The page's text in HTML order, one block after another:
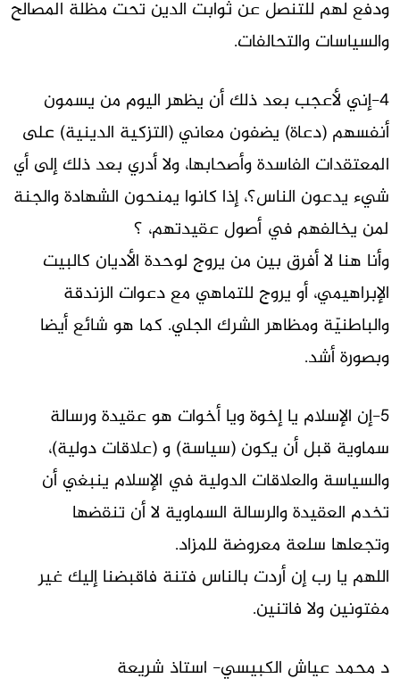
ودفع لهم للتنصل عن ثوابت الدين تحت مظلة المصالح
والسياسات والتحالفات.
4-إني لأعجب بعد ذلك أن يظهر اليوم من يسمون
أنفسهم (دعاة) يضفون معاني (التزكية الدينية) على
المعتقدات الفاسدة وأصحابها، ولا أدري بعد ذلك إلى أي
شيء يدعون الناس؟، إذا كانوا يمنحون الشهادة والجنة
لمن يخالفهم في أصول عقيدتهم، ؟
وأنا هنا لا أفرق بين من يروج لوحدة الأديان كالبيت
الإبراهيمي، أو يروج للتماهي مع دعوات الزندقة
والباطنيّة ومظاهر الشرك الجلي. كما هو شائع أيضا
وبصورة أشد.
5-إن الإسلام يا إخوة ويا أخوات هو عقيدة ورسالة
سماوية قبل أن يكون (سياسة) و (علاقات دولية)،
والسياسة والعلاقات الدولية في الإسلام ينبغي أن
تخدم العقيدة والرسالة السماوية لا أن تنقضها
وتجعلها سلعة معروضة للمزاد.
اللهم يا رب إن أردت بالناس فتنة فاقبضنا إليك غير
مفتونين ولا فاتنين.
د محمد عياش الكبيسي- استاذ شريعة